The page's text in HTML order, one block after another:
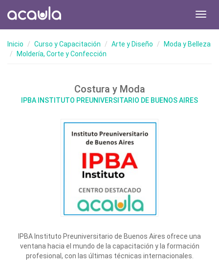
Inicio Curso y Capacitación Arte y Diseño
Moda y Belleza
Moldería, Corte y Confección
Costura y Moda
IPBA INSTITUTO PREUNIVERSITARIO DE BUENOS AIRES
IPBA Instituto Preuniversitario de Buenos Aires ofrece una
ventana hacia el mundo de la capacitación y la formación
profesional, con las últimas técnicas internacionales.